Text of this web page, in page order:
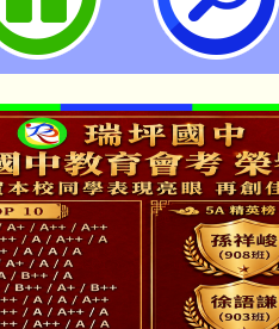
『海鮮與我』」
教案入校路